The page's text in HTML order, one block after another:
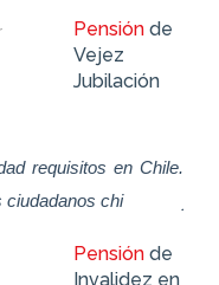
Pensión de
Vejez
Jubilación
requisitos en Chile.
ciudadanos chi
Pensión de
Invalidez en